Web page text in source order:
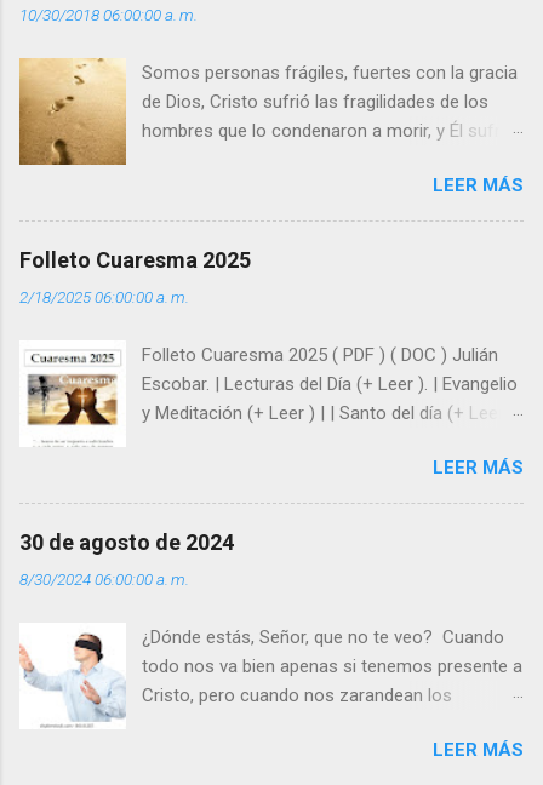
o
s
10/30/2018 06:00:00 a. m.
Somos personas frágiles, fuertes con la gracia
de Dios, Cristo sufrió las fragilidades de los
hombres que lo condenaron a morir, y Él sufrió
enseña Jesucristo? Que, si seguimos sus
huellas, sin ser superhombres, podemos
siempre está pendiente de nosotros. Amar es
y protegidos por nosotros. “ Señor, soy un
árbol sin frutos, pero tú me das la savia para
que al menos mis ramas y hojas den sombra
super hombre? - ¿Superas tu fragilidad con la
gracia de Dios? Julián Escobar. | Lecturas del
Día (+ Leer ). | Evangelio y Meditación (+ Leer ) |
LEER MÁS
Folleto Cuaresma 2025
2/18/2025 06:00:00 a. m.
Folleto Cuaresma 2025 ( PDF ) ( DOC ) Julián
Escobar. | Lecturas del Día (+ Leer ). | Evangelio
y Meditación (+ Leer ) | | Santo del día (+ Leer )
LEER MÁS
30 de agosto de 2024
8/30/2024 06:00:00 a. m.
¿Dónde estás, Señor, que no te veo? Cuando
todo nos va bien apenas si tenemos presente a
Cristo, pero cuando nos zarandean los
“¿Dónde estás, Señor, que no te veo, que me
LEER MÁS